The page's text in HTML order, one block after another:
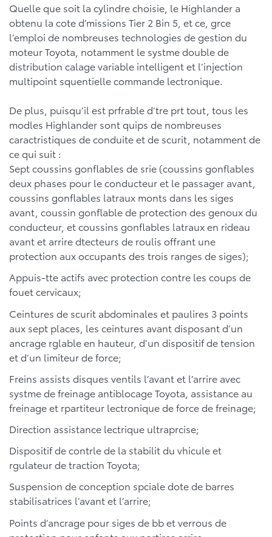
Quelle que soit la cylindre choisie, le Highlander a
obtenu la cote d’missions Tier 2 Bin 5, et ce, grce
l’emploi de nombreuses technologies de gestion du
moteur Toyota, notamment le systme double de
distribution calage variable intelligent et l’injection
multipoint squentielle commande lectronique.
De plus, puisqu’il est prfrable d’tre prt tout, tous les
modles Highlander sont quips de nombreuses
caractristiques de conduite et de scurit, notamment de
ce qui suit :
Sept coussins gonflables de srie (coussins gonflables
deux phases pour le conducteur et le passager avant,
coussins gonflables latraux monts dans les siges
avant, coussin gonflable de protection des genoux du
conducteur, et coussins gonflables latraux en rideau
avant et arrire dtecteurs de roulis offrant une
protection aux occupants des trois ranges de siges);
Appuis-tte actifs avec protection contre les coups de
fouet cervicaux;
Ceintures de scurit abdominales et paulires 3 points
aux sept places, les ceintures avant disposant d’un
ancrage rglable en hauteur, d’un dispositif de tension
et d’un limiteur de force;
Freins assists disques ventils l’avant et l’arrire avec
systme de freinage antiblocage Toyota, assistance au
freinage et rpartiteur lectronique de force de freinage;
Direction assistance lectrique ultraprcise;
Dispositif de contrle de la stabilit du vhicule et
rgulateur de traction Toyota;
Suspension de conception spciale dote de barres
stabilisatrices l’avant et l’arrire;
Points d’ancrage pour siges de bb et verrous de